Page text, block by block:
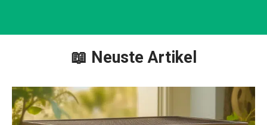
📖 Neuste Artikel